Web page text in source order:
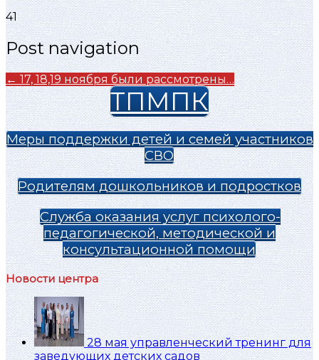
41
Post navigation
← 17, 18,19 ноября были рассмотрены…
ТПМПК
Меры поддержки детей и семей участников
СВО
Родителям дошкольников и подростков
Служба оказания услуг психолого-
педагогической, методической и
консультационной помощи
Новости центра
28 мая управленческий тренинг для
заведующих детских садов